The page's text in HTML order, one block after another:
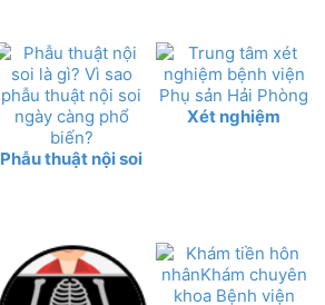
Phẫu thuật nội soi
Xét nghiệm